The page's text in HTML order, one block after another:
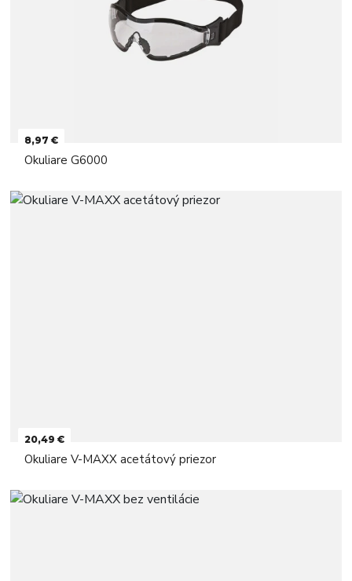
8,97 €
Okuliare G6000
20,49 €
Okuliare V-MAXX acetátový priezor